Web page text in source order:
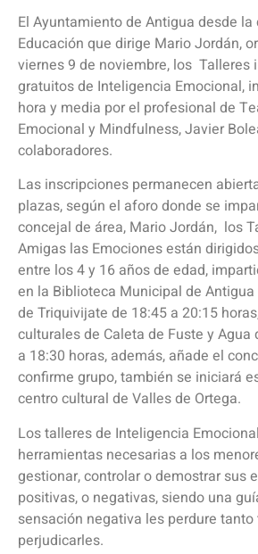
El Ayuntamiento de Antigua desde
Educación que dirige Mario Jordán,
viernes 9 de noviembre, los Talleres
gratuitos de Inteligencia Emocional,
hora y media por el profesional de
Emocional y Mindfulness, Javier
colaboradores.
Las inscripciones permanecen
plazas, según el aforo donde se
concejal de área, Mario Jordán, los
Amigas las Emociones están
entre los 4 y 16 años de edad,
en la Biblioteca Municipal de
de Triquivijate de 18:45 a 20:15
culturales de Caleta de Fuste y Agua
a 18:30 horas, además, añade el
confirme grupo, también se iniciará
centro cultural de Valles de Ortega.
Los talleres de Inteligencia
herramientas necesarias a los
gestionar, controlar o demostrar sus
positivas, o negativas, siendo una
sensación negativa les perdure
perjudicarles.